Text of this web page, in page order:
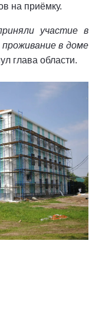
на приёмку.
участие в
в доме
глава области.